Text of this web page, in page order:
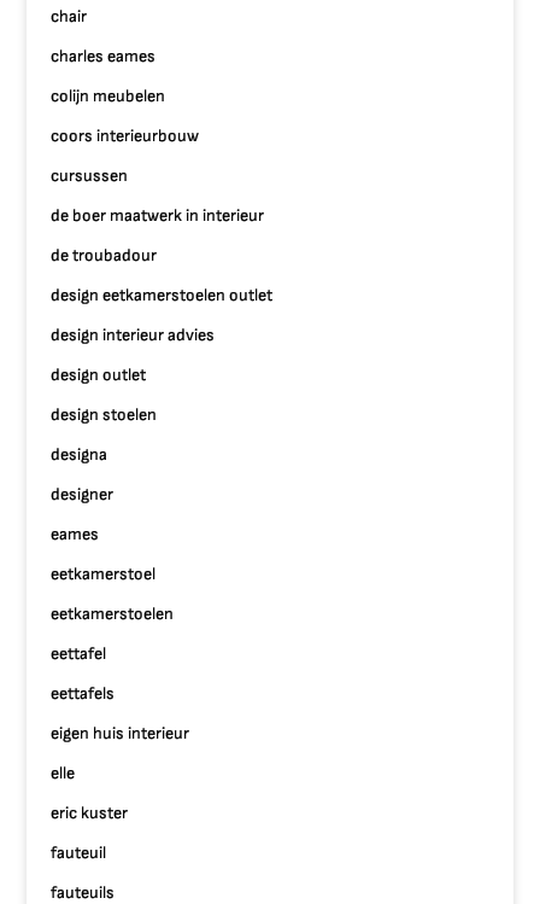
chair
charles eames
colijn meubelen
coors interieurbouw
cursussen
de boer maatwerk in interieur
de troubadour
design eetkamerstoelen outlet
design interieur advies
design outlet
design stoelen
designa
designer
eames
eetkamerstoel
eetkamerstoelen
eettafel
eettafels
eigen huis interieur
elle
eric kuster
fauteuil
fauteuils